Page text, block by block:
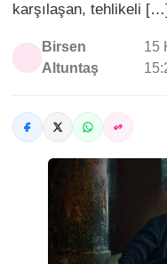
karşılaşan, tehlikeli
Birsen
Altuntaş
15